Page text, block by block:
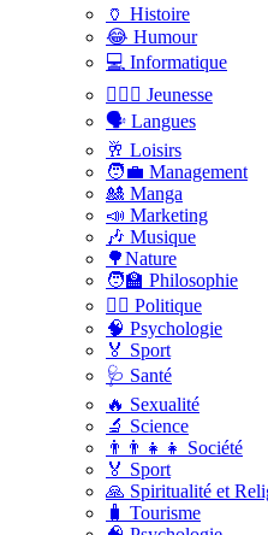
🏺 Histoire
😂 Humour
💻 Informatique
🤸🏽‍♀️ Jeunesse
🗣 Langues
🥂 Loisirs
🧑‍💼 Management
🎎 Manga
📣 Marketing
🎶 Musique
🌳Nature
🧑‍🏫 Philosophie
👨‍⚖️ Politique
🧠 Psychologie
🏅 Sport
🩺 Santé
🔥 Sexualité
🔬 Science
👨‍👨‍👧‍👧 Société
🏅 Sport
🙏 Spiritualité et
🧳 Tourisme